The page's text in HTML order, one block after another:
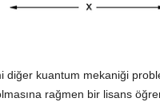
diğer kuantum mekaniği
rağmen bir lisans